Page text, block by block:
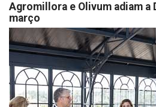
Agromillora e Olivum adiam a
março